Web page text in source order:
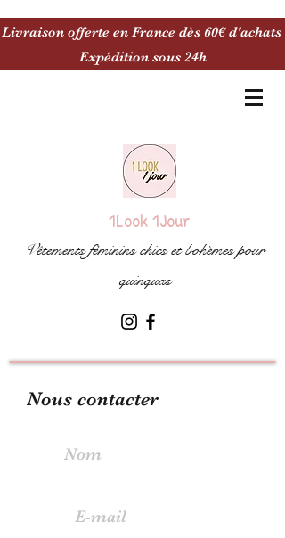
Livraison offerte en France dès 60€ d'achats
Expédition sous 24h
1Look 1Jour
Vêtements féminins chics et bohèmes pour
quinquas
Nous contacter